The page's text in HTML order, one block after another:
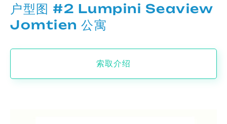
户型图 #2 Lumpini Seaview
Jomtien 公寓
索取介绍